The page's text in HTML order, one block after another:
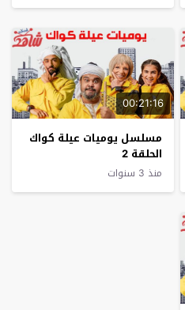
00:21:16
مسلسل يوميات عيلة كواك
الحلقة 2
منذ 3 سنوات